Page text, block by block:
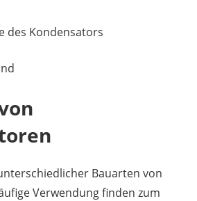
des Kondensators
Bauarten von
Verwendung finden zum